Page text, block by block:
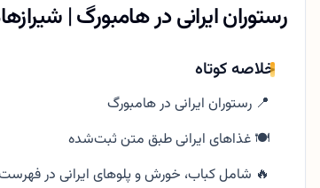
رستوران ایرانی در هامبورگ |
خلاصه کوتاه
📍 رستوران ایرانی در هامبورگ
🍽️ غذاهای ایرانی طبق متن ثبت‌شده
🔥 شامل کباب، خورش و پلوهای ایرانی در